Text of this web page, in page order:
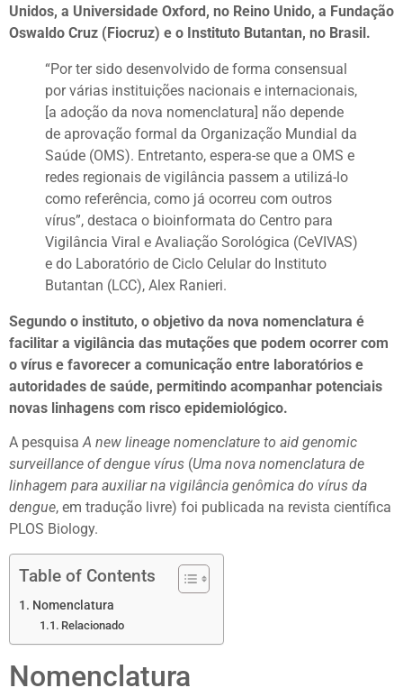
Unidos, a Universidade Oxford, no Reino Unido, a Fundação
Oswaldo Cruz (Fiocruz) e o Instituto Butantan, no Brasil.
“Por ter sido desenvolvido de forma consensual
por várias instituições nacionais e internacionais,
[a adoção da nova nomenclatura] não depende
de aprovação formal da Organização Mundial da
Saúde (OMS). Entretanto, espera-se que a OMS e
redes regionais de vigilância passem a utilizá-lo
como referência, como já ocorreu com outros
vírus”, destaca o bioinformata do Centro para
Vigilância Viral e Avaliação Sorológica (CeVIVAS)
e do Laboratório de Ciclo Celular do Instituto
Butantan (LCC), Alex Ranieri.
Segundo o instituto, o objetivo da nova nomenclatura é
facilitar a vigilância das mutações que podem ocorrer com
o vírus e favorecer a comunicação entre laboratórios e
autoridades de saúde, permitindo acompanhar potenciais
novas linhagens com risco epidemiológico.
A pesquisaA new lineage nomenclature to aid genomic
surveillance of dengue vírus (Uma nova nomenclatura de
linhagem para auxiliar na vigilância genômica do vírus da
dengue, em tradução livre) foi publicada na revista científica
PLOS Biology.
Table of Contents
Nomenclatura
Relacionado
Nomenclatura